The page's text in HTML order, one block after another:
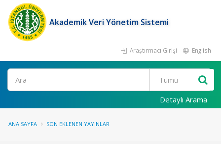
Akademik Veri Yönetim Sistemi
Araştırmacı Girişi English
Ara
Detaylı Arama
ANA SAYFA SON EKLENEN YAYINLAR